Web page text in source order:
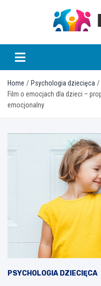
Home
Psychologia dziecięca
Film o emocjach dla dzieci –
emocjonalny
PSYCHOLOGIA DZIECIĘCA